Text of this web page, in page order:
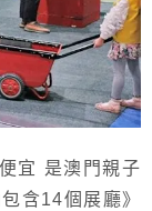
宜 是澳門親子
含14個展廳》